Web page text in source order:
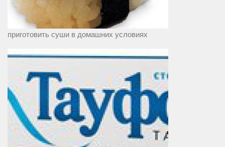
приготовить суши в домашних условиях